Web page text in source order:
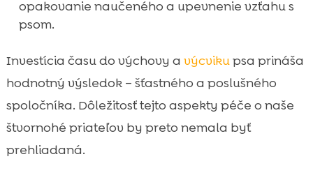
opakovanie naučeného a upevnenie vzťahu s
psom.
Investícia času do výchovy a výcvikupsa prináša
hodnotný výsledok – šťastného a poslušného
spoločníka. Dôležitosť tejto aspekty péče o naše
štvornohé priateľov by preto nemala byť
prehliadaná.